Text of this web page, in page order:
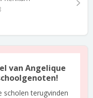
van Angelique
scholen terugvinden